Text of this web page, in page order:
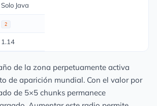
Solo Java
2
1.14
de la zona perpetuamente activa
de aparición mundial. Con el valor por
de 5×5 chunks permanece